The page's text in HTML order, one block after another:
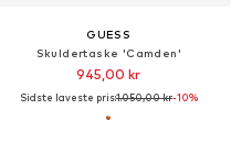
GUESS
Skuldertaske 'Camden'
945,00 kr
Sidste laveste pris:1.050,00 kr-10%